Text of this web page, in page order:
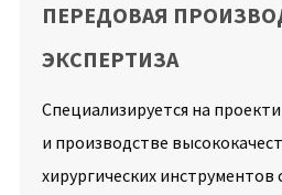
ПЕРЕДОВАЯ
ЭКСПЕРТИЗА
Специализируется на
и производстве
хирургических инструментов